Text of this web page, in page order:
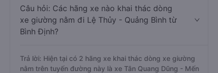
Câu hỏi: Các hãng xe nào khai thác dòng
xe giường nằm đi Lệ Thủy - Quảng Bình từ
Bình Định?
Trả lời: Hiện tại có 2 hãng xe khai thác dòng xe giường
nằm trên tuyến đường này là xe Tân Quang Dũng - Mến